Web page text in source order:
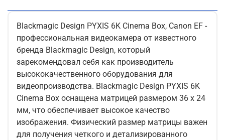
Blackmagic Design PYXIS 6K Cinema Box, Canon EF -
профессиональная видеокамера от известного
бренда Blackmagic Design, который
зарекомендовал себя как производитель
высококачественного оборудования для
видеопроизводства. Blackmagic Design PYXIS 6K
Cinema Box оснащена матрицей размером 36 x 24
мм, что обеспечивает высокое качество
изображения. Физический размер матрицы важен
для получения четкого и детализированного